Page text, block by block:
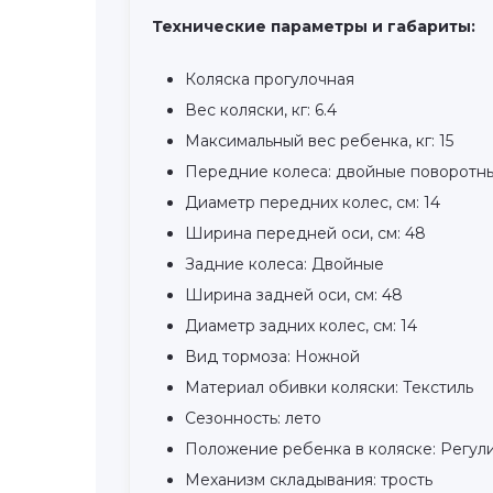
Технические параметры и габариты:
Коляска прогулочная
Вес коляски, кг: 6.4
Максимальный вес ребенка, кг: 15
Передние колеса: двойные
Диаметр передних колес, см: 14
Ширина передней оси, см: 48
Задние колеса: Двойные
Ширина задней оси, см: 48
Диаметр задних колес, см: 14
Вид тормоза: Ножной
Материал обивки коляски: Текстиль
Сезонность: лето
Положение ребенка в коляске:
Механизм складывания: трость